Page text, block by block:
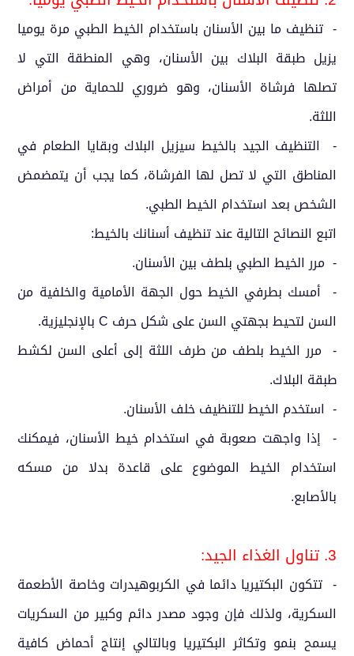
- تنظيف ما بين الأسنان باستخدام الخيط الطبي مرة يوميا
يزيل طبقة البلاك بين الأسنان، وهي المنطقة التي لا
تصلها فرشاة الأسنان، وهو ضروري للحماية من أمراض
اللثة.
- التنظيف الجيد بالخيط سيزيل البلاك وبقايا الطعام في
المناطق التي لا تصل لها الفرشاة، كما يجب أن يتمضمض
الشخص بعد استخدام الخيط الطبي.
اتبع النصائح التالية عند تنظيف أسنانك بالخيط:
- مرر الخيط الطبي بلطف بين الأسنان.
- أمسك بطرفي الخيط حول الجهة الأمامية والخلفية من
السن لتحيط بجهتي السن على شكل حرف C بالإنجليزية.
- مرر الخيط بلطف من طرف اللثة إلى أعلى السن لكشط
طبقة البلاك.
- استخدم الخيط للتنظيف خلف الأسنان.
- إذا واجهت صعوبة في استخدام خيط الأسنان، فيمكنك
استخدام الخيط الموضوع على قاعدة بدلا من مسكه
بالأصابع.
3. تناول الغذاء الجيد:
- تتكون البكتيريا دائما في الكربوهيدرات وخاصة الأطعمة
السكرية، ولذلك فإن وجود مصدر دائم وكبير من السكريات
يسمح بنمو وتكاثر البكتيريا وبالتالي إنتاج أحماض كافية